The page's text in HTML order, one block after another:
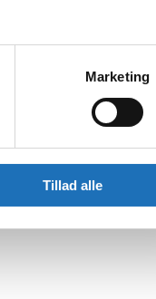
Marketing
Tillad alle